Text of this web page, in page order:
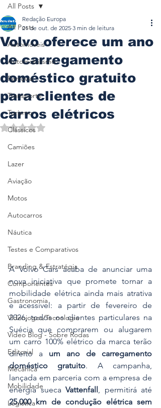
All Posts
Automóveis
Automobilismo
Ferrovia
Transporte
Turismo
Clássicos
Camiões
Lazer
Aviação
Motos
Autocarros
Náutica
Testes e Comparativos
Branding & Estratégia
Componentes
Gastronomia
Videojogos/Tecnologia
Vídeo Blog - Sobre Rodas
Editorial
Mecânica
Mobilidade
Logística
All Posts
Volvo oferece um ano
de carregamento
doméstico gratuito
para clientes de
carros elétricos
Redação Europa
21 de out. de 2025 3 min de leitura
Avaliado com NaN de 5 estrelas.
A Volvo Cars acaba de anunciar uma
nova iniciativa que promete tornar a
mobilidade elétrica ainda mais atrativa
e acessível: a partir de fevereiro de
2026, todos os clientes particulares na
Suécia que comprarem ou alugarem
um carro 100% elétrico da marca terão
direito a um ano de carregamento
doméstico gratuito. A campanha,
lançada em parceria com a empresa de
energia sueca Vattenfall
25.000 km de condução elétrica sem